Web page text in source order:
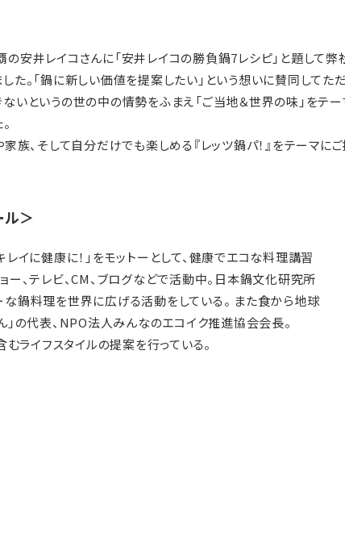
安井レイコさんに「安井レイコの勝負鍋7レシピ」と題して
た。「鍋に新しい価値を提案したい」という想いに賛同して
いというの世の中の情勢をふまえ「ご当地＆世界の味」をテー
族、そして自分だけでも楽しめる『レッツ鍋パ！』をテーマにご
＞
レイに健康に！」をモットーとして、健康でエコな料理講習
ー、テレビ、CM、ブログなどで活動中。日本鍋文化研究所
鍋料理を世界に広げる活動をしている。 また食から地球
」の代表、NPO法人みんなのエコイク推進協会会長。
ライフスタイルの提案を行っている。